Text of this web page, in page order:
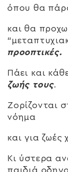
όπου θα
και θα
προοπτικές.
Πάει και
ζωής τους.
Ζορίζονται
νόημα
και για ζωές
Κι ύστερα
παιδιά